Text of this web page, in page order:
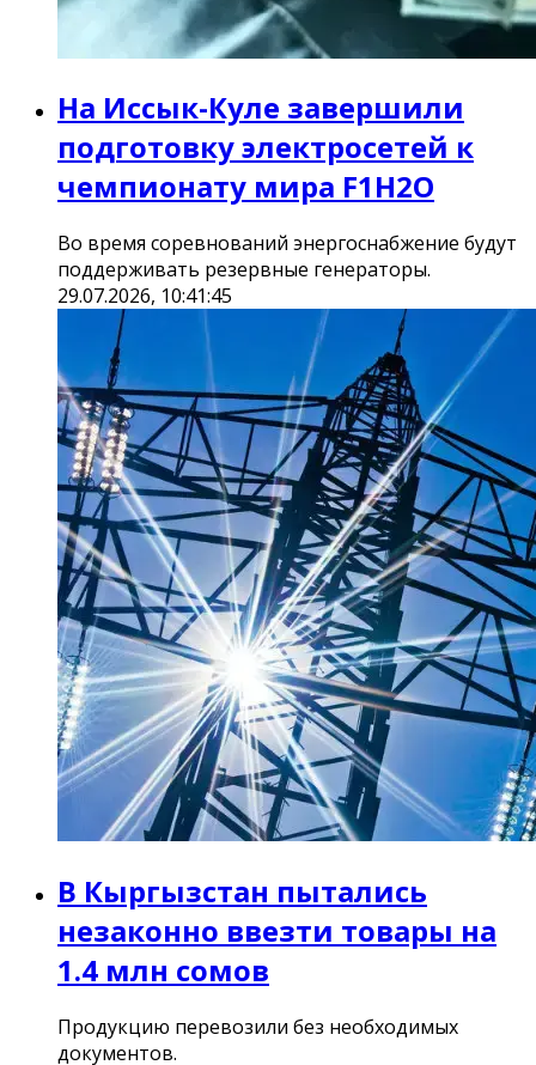
На Иссык-Куле завершили
подготовку электросетей к
чемпионату мира F1H2O
Во время соревнований энергоснабжение будут
поддерживать резервные генераторы.
29.07.2026, 10:41:45
В Кыргызстан пытались
незаконно ввезти товары на
1.4 млн сомов
Продукцию перевозили без необходимых
документов.